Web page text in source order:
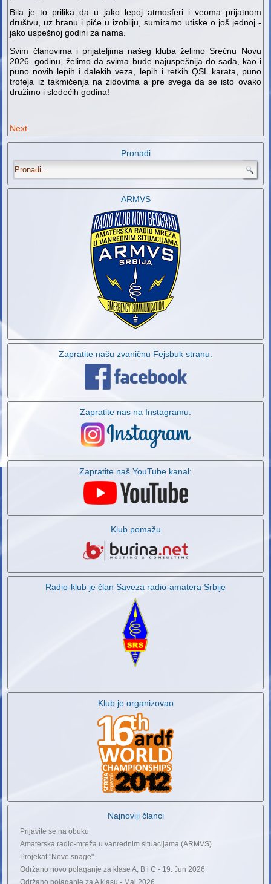
Bila je to prilika da u jako lepoj atmosferi i veoma prijatnom
društvu, uz hranu i piće u izobilju, sumiramo utiske o još jednoj -
jako uspešnoj godini za nama.
Svim članovima i prijateljima našeg kluba želimo Srećnu Novu
2026. godinu, želimo da svima bude najuspešnija do sada, kao i
puno novih lepih i dalekih veza, lepih i retkih QSL karata, puno
trofeja iz takmičenja na zidovima a pre svega da se isto ovako
družimo i sledećih godina!
Next
Pronađi
.
ARMVS
Zapratite našu zvaničnu Fejsbuk stranu:
Zapratite nas na Instagramu:
Zapratite naš YouTube kanal:
Klub pomažu
Radio-klub je član Saveza radio-amatera Srbije
Klub je organizovao
Najnoviji članci
Prijavite se na obuku
Amaterska radio-mreža u vanrednim situacijama (ARMVS)
Projekat "Nove snage"
Održano novo polaganje za klase A, B i C - 19. Jun 2026
Održano polaganje za A klasu - Maj 2026.